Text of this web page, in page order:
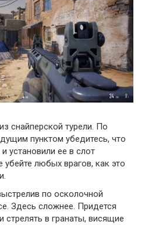
снайперской турели. По
пунктом убедитесь, что
установили ее в слот
убейте любых врагов, как это
по осколочной
Здесь сложнее. Придется
стрелять в гранаты, висящие